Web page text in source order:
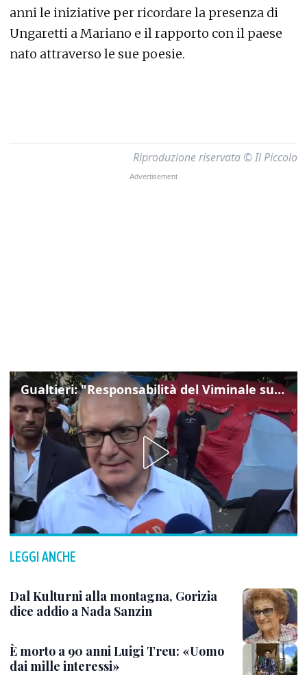
anni le iniziative per ricordare la presenza di
Ungaretti a Mariano e il rapporto con il paese
nato attraverso le sue poesie.
Riproduzione riservata © Il Piccolo
Gualtieri: "Responsabilità del Viminale su Spin Time? La posizione dei partiti è nota"
LEGGI ANCHE
Dal Kulturni alla montagna, Gorizia
dice addio a Nada Sanzin
È morto a 90 anni Luigi Treu: «Uomo
dai mille interessi»